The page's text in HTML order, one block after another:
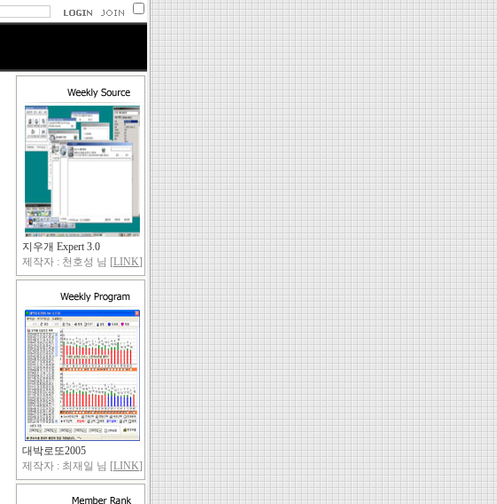
지우개 Expert 3.0
제작자 : 천호성 님 [LINK]
대박로또2005
제작자 : 최재일 님 [LINK]